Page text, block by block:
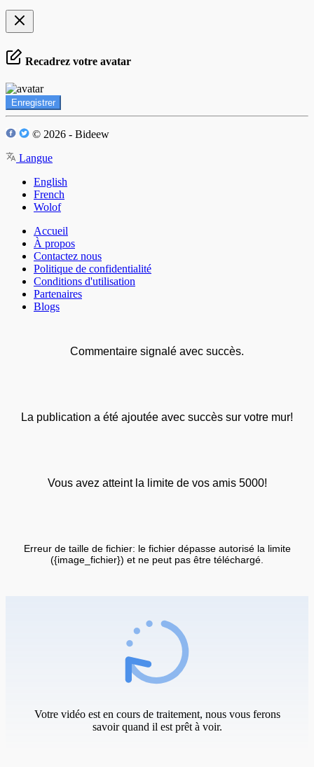
Recadrez votre avatar
Enregistrer
© 2026 - Bideew
Langue
English
French
Wolof
Accueil
À propos
Contactez nous
Politique de confidentialité
Conditions d'utilisation
Partenaires
Blogs
Commentaire signalé avec succès.
La publication a été ajoutée avec succès sur votre mur!
Vous avez atteint la limite de vos amis 5000!
Erreur de taille de fichier: le fichier dépasse autorisé la limite
({image_fichier}) et ne peut pas être téléchargé.
Votre vidéo est en cours de traitement, nous vous ferons
savoir quand il est prêt à voir.